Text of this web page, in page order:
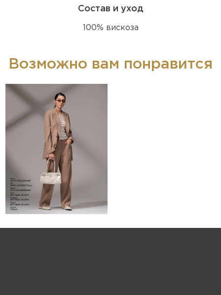
Состав и уход
100% вискоза
Возможно вам понравится